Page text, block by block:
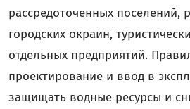
рассредоточенных поселений,
городских окраин,
отдельных предприятий.
проектирование и ввод в
защищать водные ресурсы и